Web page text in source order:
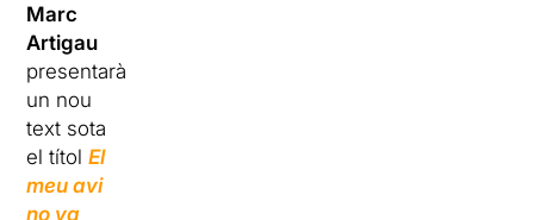
Marc
Artigau
presentarà
un nou
text sota
el títolEl
meu avi
no va